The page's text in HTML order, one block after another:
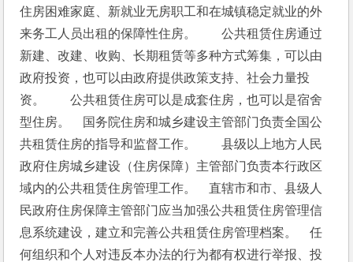
住房困难家庭、新就业无房职工和在城镇稳定就业的外
来务工人员出租的保障性住房。　　公共租赁住房通过
新建、改建、收购、长期租赁等多种方式筹集，可以由
政府投资，也可以由政府提供政策支持、社会力量投
资。　　公共租赁住房可以是成套住房，也可以是宿舍
型住房。　国务院住房和城乡建设主管部门负责全国公
共租赁住房的指导和监督工作。　　县级以上地方人民
政府住房城乡建设（住房保障）主管部门负责本行政区
域内的公共租赁住房管理工作。　直辖市和市、县级人
民政府住房保障主管部门应当加强公共租赁住房管理信
息系统建设，建立和完善公共租赁住房管理档案。　任
何组织和个人对违反本办法的行为都有权进行举报、投